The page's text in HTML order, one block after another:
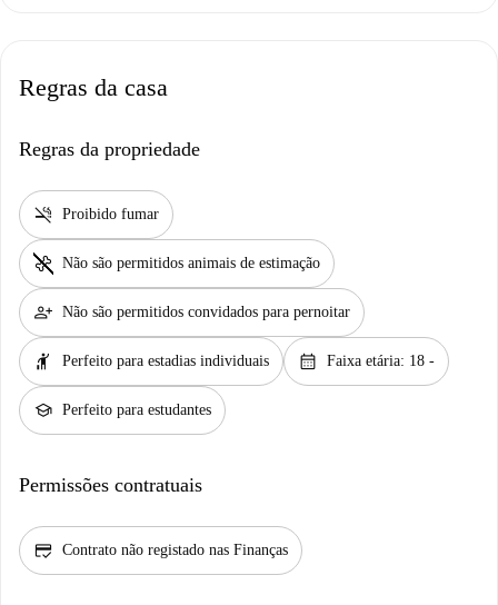
Regras da casa
Regras da propriedade
smoke_free Proibido fumar
pet_supplies Não são permitidos animais de estimação
person_add Não são permitidos convidados para pernoitar
hail Perfeito para estadias individuais calendar_month Faixa etária: 18 -
school Perfeito para estudantes
Permissões contratuais
credit_score Contrato não registado nas Finanças